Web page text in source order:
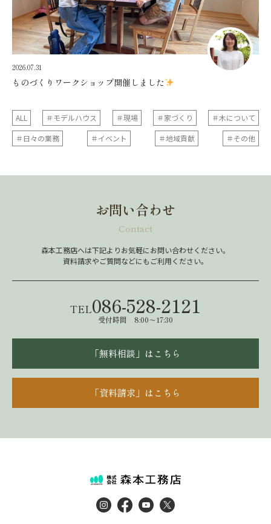
2026.07.31
ものづくりワークショップ開催しました
ALL ＃モデルハウス ＃現場 ＃家づくり
＃木について
＃日々の業務
＃イベント ＃地域貢献 ＃その他
お問い合わせ
Contact
森本工務店へは下記よりお気軽にお問い合わせください。
資料請求やご質問などにもご利用ください。
TEL086-528-2121
受付時間 8:00～17:30
「無料相談」はこちら
「資料請求」はこちら